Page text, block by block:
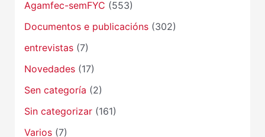
Agamfec-semFYC (553)
Documentos e publicacións(302)
entrevistas(7)
Novedades(17)
Sen categoría (2)
Sin categorizar(161)
Varios(7)